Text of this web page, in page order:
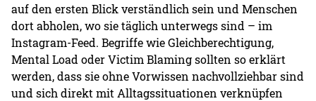
auf den ersten Blick verständlich sein und Menschen
dort abholen, wo sie täglich unterwegs sind – im
Instagram-Feed. Begriffe wie Gleichberechtigung,
Mental Load oder Victim Blaming sollten so erklärt
werden, dass sie ohne Vorwissen nachvollziehbar sind
und sich direkt mit Alltagssituationen verknüpfen